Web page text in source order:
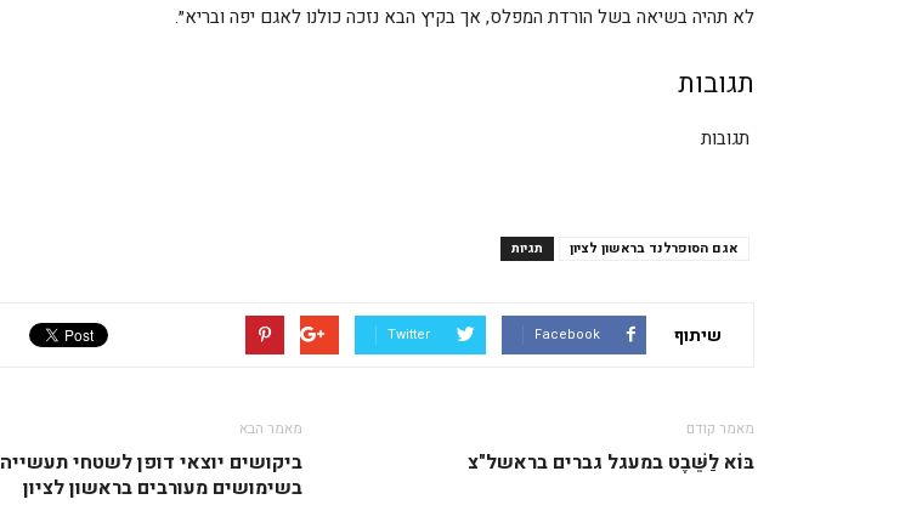
לא תהיה בשיאה בשל הורדת המפלס, אך בקיץ הבא נזכה כולנו לאגם יפה ובריא״.
תגובות
תגובות
תגיות אגם הסופרלנד בראשון לציון
שיתוף Facebook
Twitter
מאמר קודם
בּוֹא לַשֵּׁבֶט במעגל גברים בראשל"צ
מאמר הבא
ביקושים יוצאי דופן לשטחי תעשייה
בשימושים מעורבים בראשון לציון